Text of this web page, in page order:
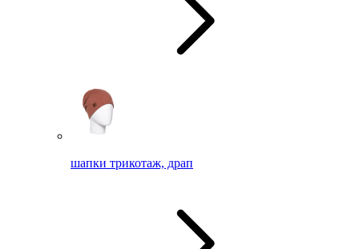
шапки трикотаж, драп